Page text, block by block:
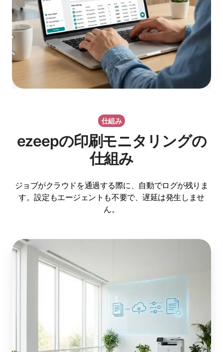
仕組み
ezeepの印刷モニタリングの
仕組み
ジョブがクラウドを通過する際に、自動でログが残りま
す。設定もエージェントも不要で、遅延は発生しませ
ん。